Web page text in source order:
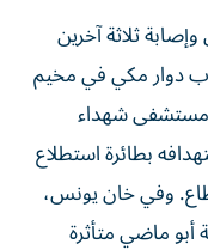
ثلاثة آخرين
دوار مكي في مخيم
شهداء
بطائرة استطلاع
وفي خان يونس،
ماضي متأثرة